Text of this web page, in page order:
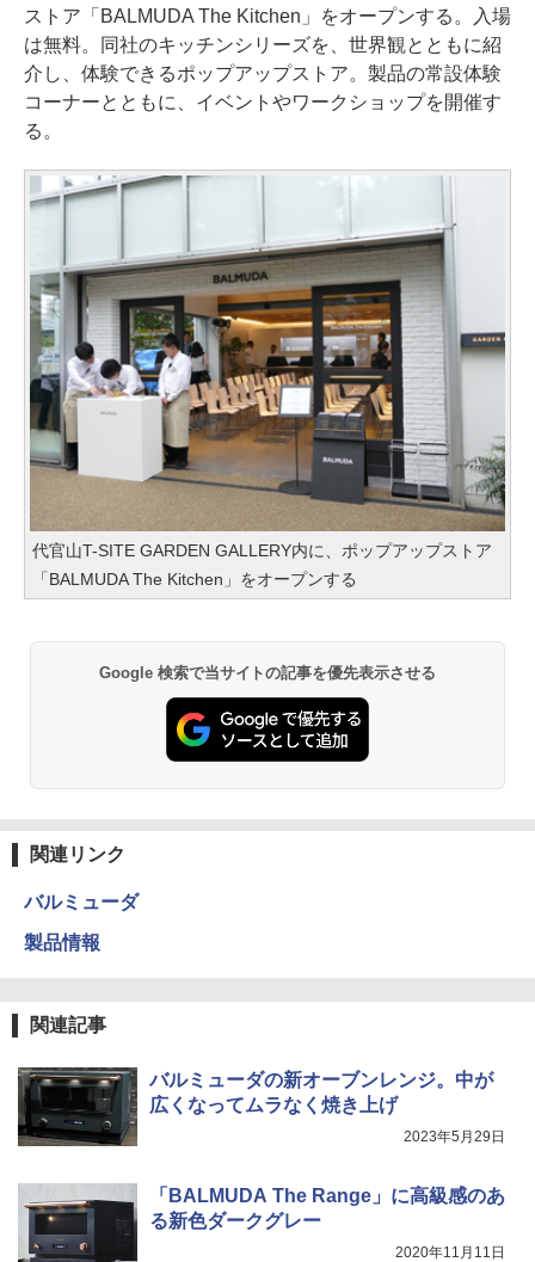
ストア「BALMUDA The Kitchen」をオープンする。入場
は無料。同社のキッチンシリーズを、世界観とともに紹
介し、体験できるポップアップストア。製品の常設体験
コーナーとともに、イベントやワークショップを開催す
る。
代官山T-SITE GARDEN GALLERY内に、ポップアップストア
「BALMUDA The Kitchen」をオープンする
Google 検索で当サイトの記事を優先表示させる
関連リンク
バルミューダ
製品情報
関連記事
バルミューダの新オーブンレンジ。中が
広くなってムラなく焼き上げ
2023年5月29日
「BALMUDA The Range」に高級感のあ
る新色ダークグレー
2020年11月11日